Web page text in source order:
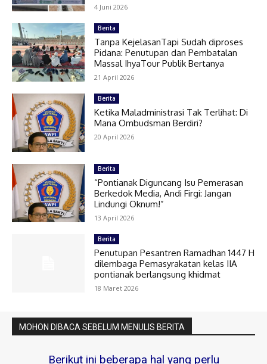
4 Juni 2026
Berita
Tanpa KejelasanTapi Sudah diproses
Pidana: Penutupan dan Pembatalan
Massal IhyaTour Publik Bertanya
21 April 2026
Berita
Ketika Maladministrasi Tak Terlihat: Di
Mana Ombudsman Berdiri?
20 April 2026
Berita
“Pontianak Diguncang Isu Pemerasan
Berkedok Media, Andi Firgi: Jangan
Lindungi Oknum!”
13 April 2026
Berita
Penutupan Pesantren Ramadhan 1447 H
dilembaga Pemasyrakatan kelas IIA
pontianak berlangsung khidmat
18 Maret 2026
MOHON DIBACA SEBELUM MENULIS BERITA
Berikut ini beberapa hal yang perlu